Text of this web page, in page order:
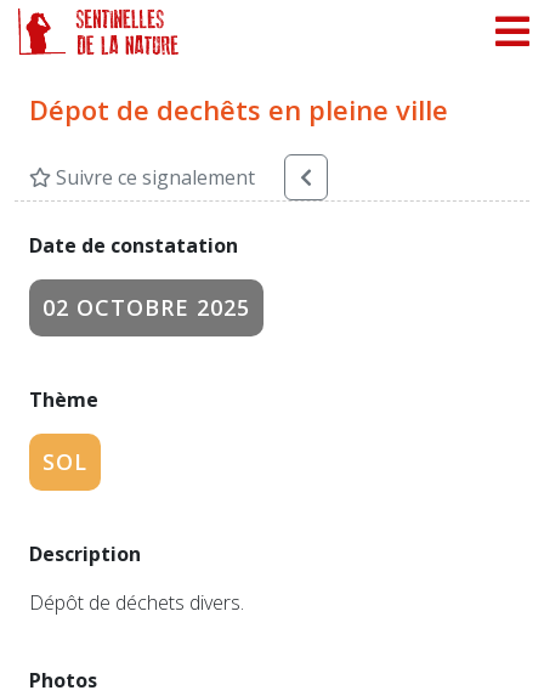
Dépot de dechêts en pleine ville
Suivre ce signalement
Date de constatation
02 OCTOBRE 2025
Thème
SOL
Description
Dépôt de déchets divers.
Photos
Panneau de gestion des cookies